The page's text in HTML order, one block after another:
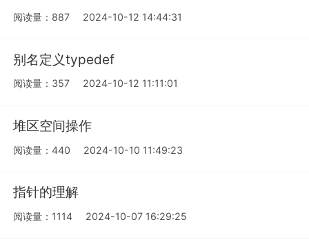
阅读量：887 2024-10-12 14:44:31
别名定义typedef
阅读量：357 2024-10-12 11:11:01
堆区空间操作
阅读量：440 2024-10-10 11:49:23
指针的理解
阅读量：1114 2024-10-07 16:29:25